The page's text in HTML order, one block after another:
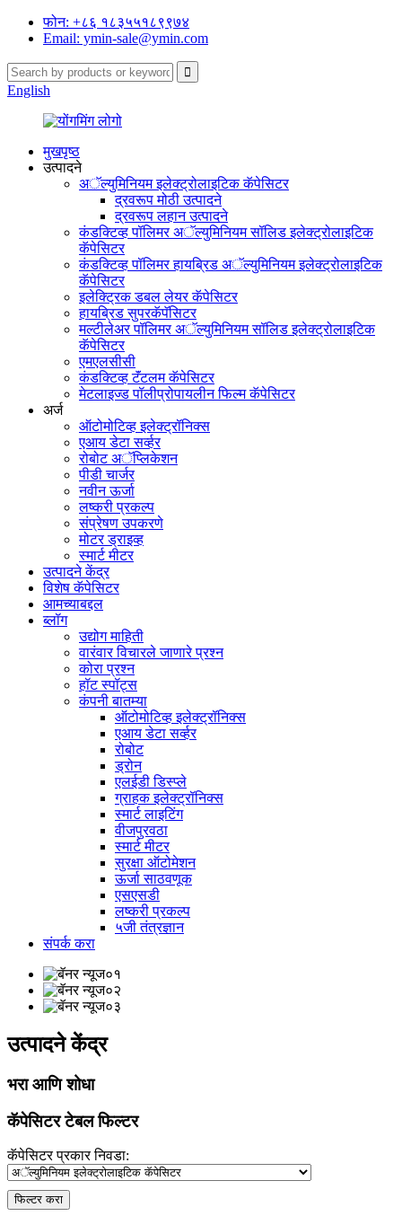
फोन: +८६ १८३५५१८९९७४
Email: ymin-sale@ymin.com
English
मुखपृष्ठ
उत्पादने
अॅल्युमिनियम इलेक्ट्रोलाइटिक कॅपेसिटर
द्रवरूप मोठी उत्पादने
द्रवरूप लहान उत्पादने
कंडक्टिव्ह पॉलिमर अॅल्युमिनियम सॉलिड इलेक्ट्रोलाइटिक
कॅपेसिटर
कंडक्टिव्ह पॉलिमर हायब्रिड अॅल्युमिनियम इलेक्ट्रोलाइटिक
कॅपेसिटर
इलेक्ट्रिक डबल लेयर कॅपेसिटर
हायब्रिड सुपरकॅपॅसिटर
मल्टीलेअर पॉलिमर अॅल्युमिनियम सॉलिड इलेक्ट्रोलाइटिक
कॅपेसिटर
एमएलसीसी
कंडक्टिव्ह टॅंटलम कॅपेसिटर
मेटलाइज्ड पॉलीप्रोपायलीन फिल्म कॅपेसिटर
अर्ज
ऑटोमोटिव्ह इलेक्ट्रॉनिक्स
एआय डेटा सर्व्हर
रोबोट अॅप्लिकेशन
पीडी चार्जर
नवीन ऊर्जा
लष्करी प्रकल्प
संप्रेषण उपकरणे
मोटर ड्राइव्ह
स्मार्ट मीटर
उत्पादने केंद्र
विशेष कॅपेसिटर
आमच्याबद्दल
ब्लॉग
उद्योग माहिती
वारंवार विचारले जाणारे प्रश्न
कोरा प्रश्न
हॉट स्पॉट्स
कंपनी बातम्या
ऑटोमोटिव्ह इलेक्ट्रॉनिक्स
एआय डेटा सर्व्हर
रोबोट
ड्रोन
एलईडी डिस्प्ले
ग्राहक इलेक्ट्रॉनिक्स
स्मार्ट लाइटिंग
वीजपुरवठा
स्मार्ट मीटर
सुरक्षा ऑटोमेशन
ऊर्जा साठवणूक
एसएसडी
लष्करी प्रकल्प
५जी तंत्रज्ञान
संपर्क करा
उत्पादने केंद्र
भरा आणि शोधा
कॅपेसिटर टेबल फिल्टर
कॅपेसिटर प्रकार निवडा:
फिल्टर करा